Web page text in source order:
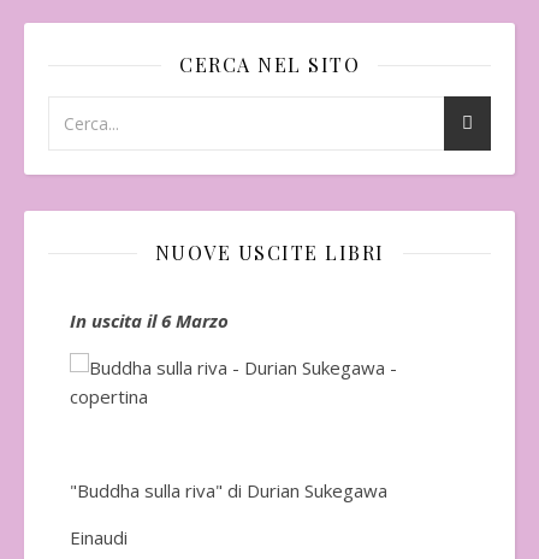
CERCA NEL SITO
NUOVE USCITE LIBRI
In uscita il 6 Marzo
"Buddha sulla riva" di Durian Sukegawa
Einaudi